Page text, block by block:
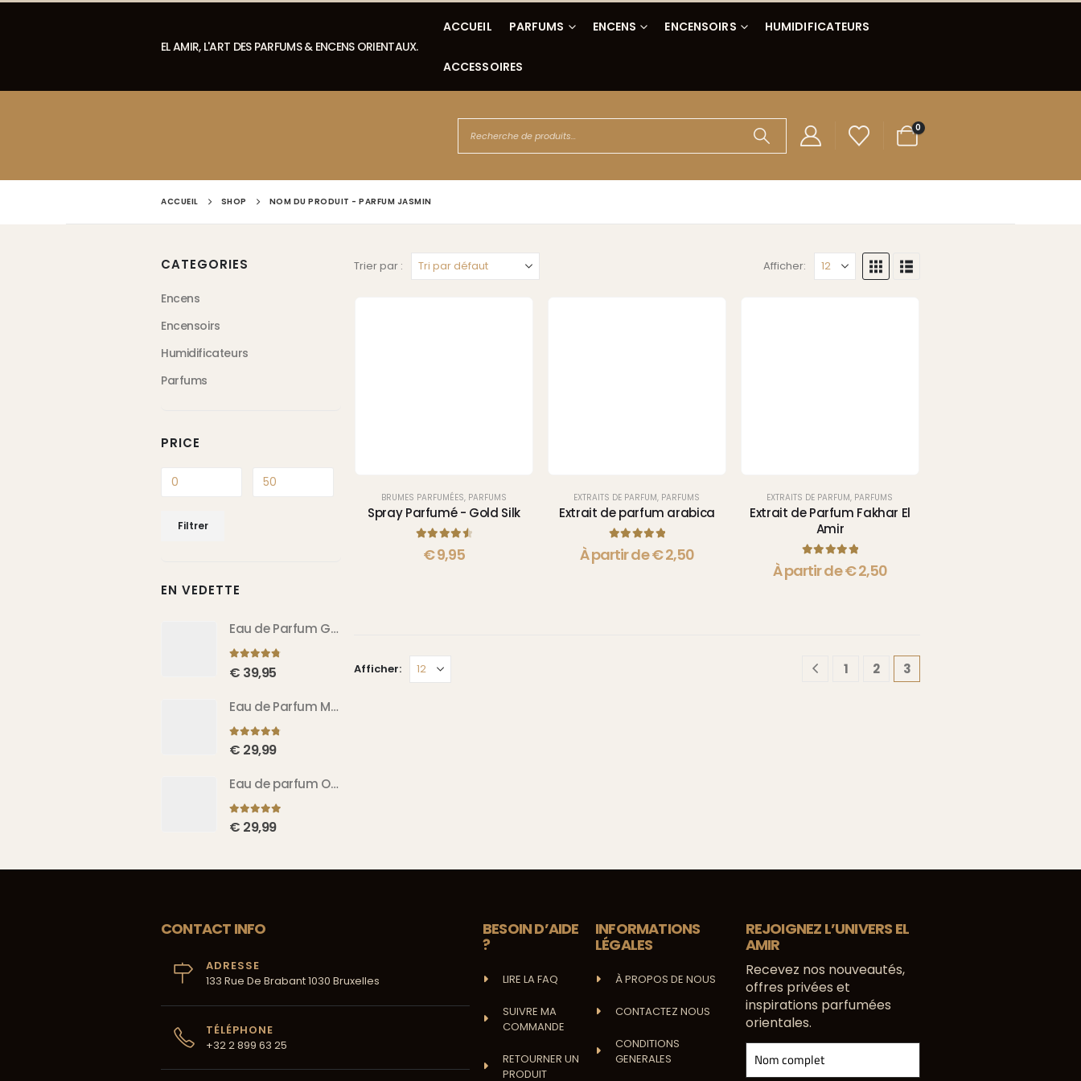
EL AMIR, L'ART DES PARFUMS & ENCENS ORIENTAUX.
ACCUEIL PARFUMS ENCENS ENCENSOIRS HUMIDIFICATEURS
ACCESSOIRES
0
ACCUEIL SHOP NOM DU PRODUIT - PARFUM JASMIN
Trier par : Afficher:
BRUMES PARFUMÉES, PARFUMS
Spray Parfumé - Gold Silk
4.63sur 5
€9,95
EXTRAITS DE PARFUM, PARFUMS
Extrait de parfum arabica
5.00 sur 5
À partir de€2,50
EXTRAITS DE PARFUM, PARFUMS
Extrait de Parfum Fakhar El
Amir
5.00 sur 5
À partir de€2,50
Afficher: 1 2 3
CATEGORIES
Encens
Encensoirs
Humidificateurs
Parfums
PRICE
Filtrer
EN VEDETTE
Eau de Parfum Gold Patchouli 100 ml
4.67sur 5
€ 39,95
Eau de Parfum Musc Ghizlan 100 ml
4.71 sur 5
€ 29,99
Eau de parfum Oud El Amir 100 ml
5.00sur 5
€ 29,99
CONTACT INFO
ADRESSE
133 Rue De Brabant 1030 Bruxelles
TÉLÉPHONE
+32 2 899 63 25
BESOIN D’AIDE
?
LIRE LA FAQ
SUIVRE MA
COMMANDE
RETOURNER UN
PRODUIT
INFORMATIONS
LÉGALES
À PROPOS DE NOUS
CONTACTEZ NOUS
CONDITIONS
GENERALES
REJOIGNEZ L’UNIVERS EL
AMIR
Recevez nos nouveautés,
offres privées et
inspirations parfumées
orientales.